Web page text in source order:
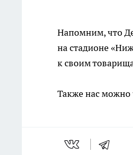
Напомним, что
на стадионе
к своим
Также нас можно